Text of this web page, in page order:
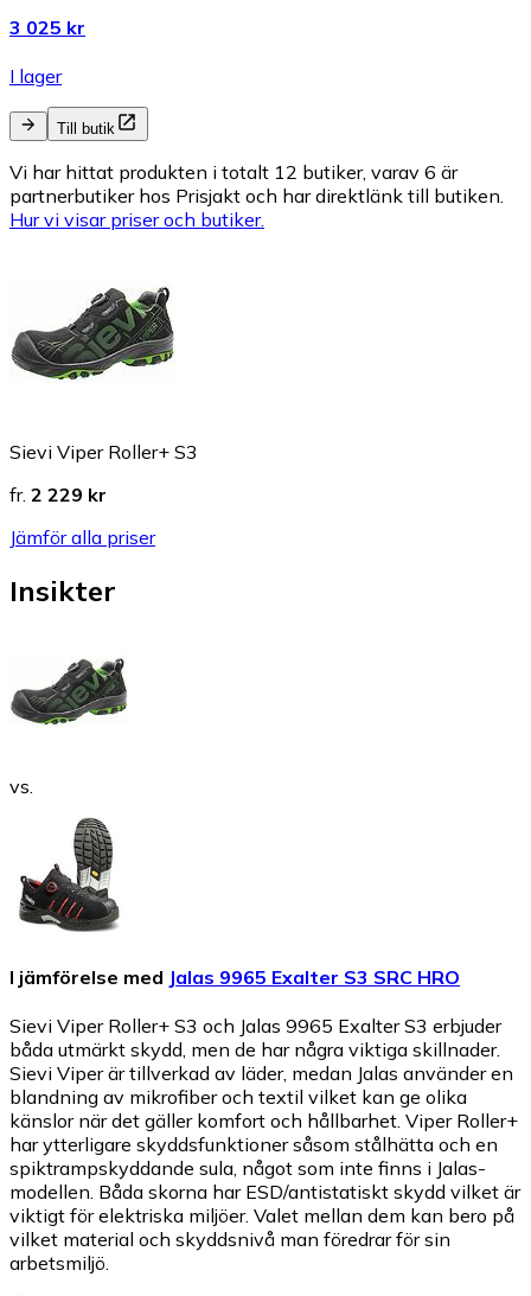
3 025 kr
I lager
Till butik
Vi har hittat produkten i totalt 12 butiker, varav 6 är
partnerbutiker hos Prisjakt och har direktlänk till butiken.
Hur vi visar priser och butiker.
Sievi Viper Roller+ S3
fr. 2 229 kr
Jämför alla priser
Insikter
vs.
I jämförelse med Jalas 9965 Exalter S3 SRC HRO
Sievi Viper Roller+ S3 och Jalas 9965 Exalter S3 erbjuder
båda utmärkt skydd, men de har några viktiga skillnader.
Sievi Viper är tillverkad av läder, medan Jalas använder en
blandning av mikrofiber och textil vilket kan ge olika
känslor när det gäller komfort och hållbarhet. Viper Roller+
har ytterligare skyddsfunktioner såsom stålhätta och en
spiktrampskyddande sula, något som inte finns i Jalas-
modellen. Båda skorna har ESD/antistatiskt skydd vilket är
viktigt för elektriska miljöer. Valet mellan dem kan bero på
vilket material och skyddsnivå man föredrar för sin
arbetsmiljö.